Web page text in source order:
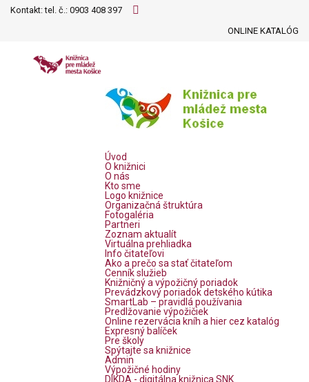
Kontakt: tel. č.: 0903 408 397
ONLINE KATALÓG
Úvod
O knižnici
O nás
Kto sme
Logo knižnice
Organizačná štruktúra
Fotogaléria
Partneri
Zoznam aktualít
Virtuálna prehliadka
Info čitateľovi
Ako a prečo sa stať čitateľom
Cenník služieb
Knižničný a výpožičný poriadok
Prevádzkový poriadok detského kútika
SmartLab – pravidlá používania
Predlžovanie výpožičiek
Online rezervácia kníh a hier cez katalóg
Expresný balíček
Pre školy
Spýtajte sa knižnice
Admin
Výpožičné hodiny
DIKDA - digitálna knižnica SNK